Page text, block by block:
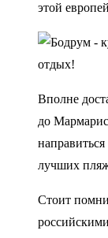
этой
Вполне
до
лучших
Стоит